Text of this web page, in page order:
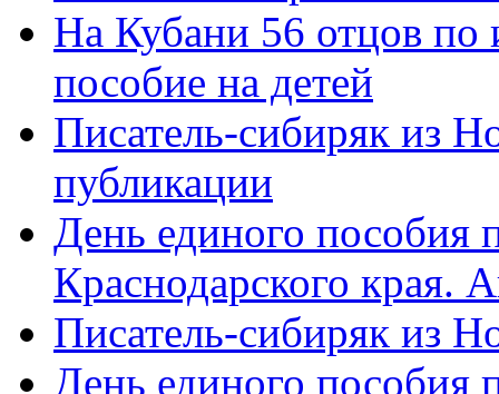
На Кубани 56 отцов по
пособие на детей
Писатель-сибиряк из
публикации
День единого пособия
Краснодарского края.
Писатель-сибиряк из
День единого пособия